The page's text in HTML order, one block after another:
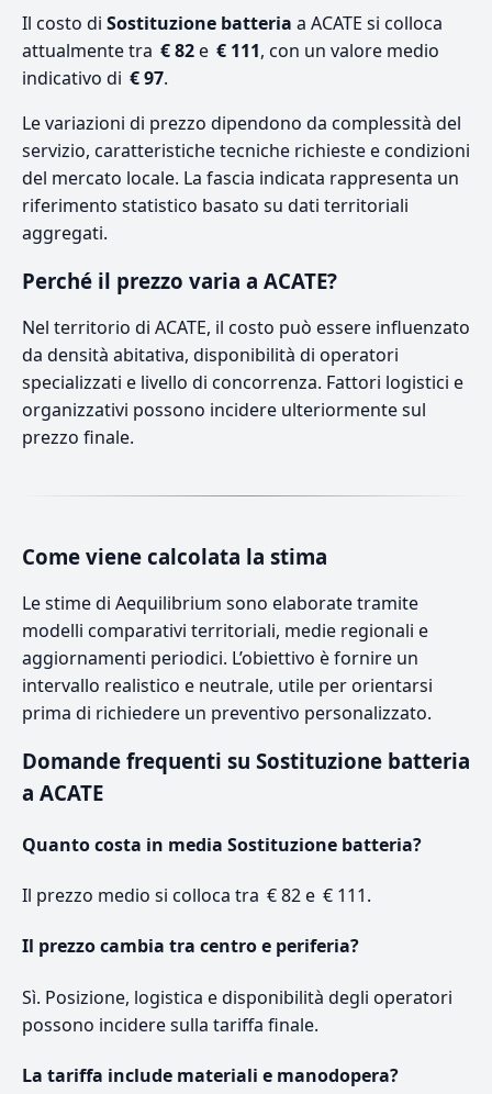
Il costo di Sostituzione batteria a ACATE si colloca
attualmente tra € 82e € 111, con un valore medio
indicativo di € 97.
Le variazioni di prezzo dipendono da complessità del
servizio, caratteristiche tecniche richieste e condizioni
del mercato locale. La fascia indicata rappresenta un
riferimento statistico basato su dati territoriali
aggregati.
Perché il prezzo varia a ACATE?
Nel territorio di ACATE, il costo può essere influenzato
da densità abitativa, disponibilità di operatori
specializzati e livello di concorrenza. Fattori logistici e
organizzativi possono incidere ulteriormente sul
prezzo finale.
Come viene calcolata la stima
Le stime di Aequilibrium sono elaborate tramite
modelli comparativi territoriali, medie regionali e
aggiornamenti periodici. L’obiettivo è fornire un
intervallo realistico e neutrale, utile per orientarsi
prima di richiedere un preventivo personalizzato.
Domande frequenti su Sostituzione batteria
a ACATE
Quanto costa in media Sostituzione batteria?
Il prezzo medio si colloca tra € 82 e € 111.
Il prezzo cambia tra centro e periferia?
Sì. Posizione, logistica e disponibilità degli operatori
possono incidere sulla tariffa finale.
La tariffa include materiali e manodopera?